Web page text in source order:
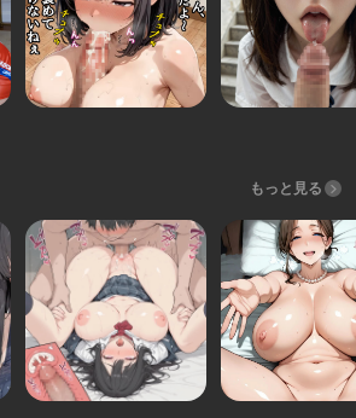
もっと見る